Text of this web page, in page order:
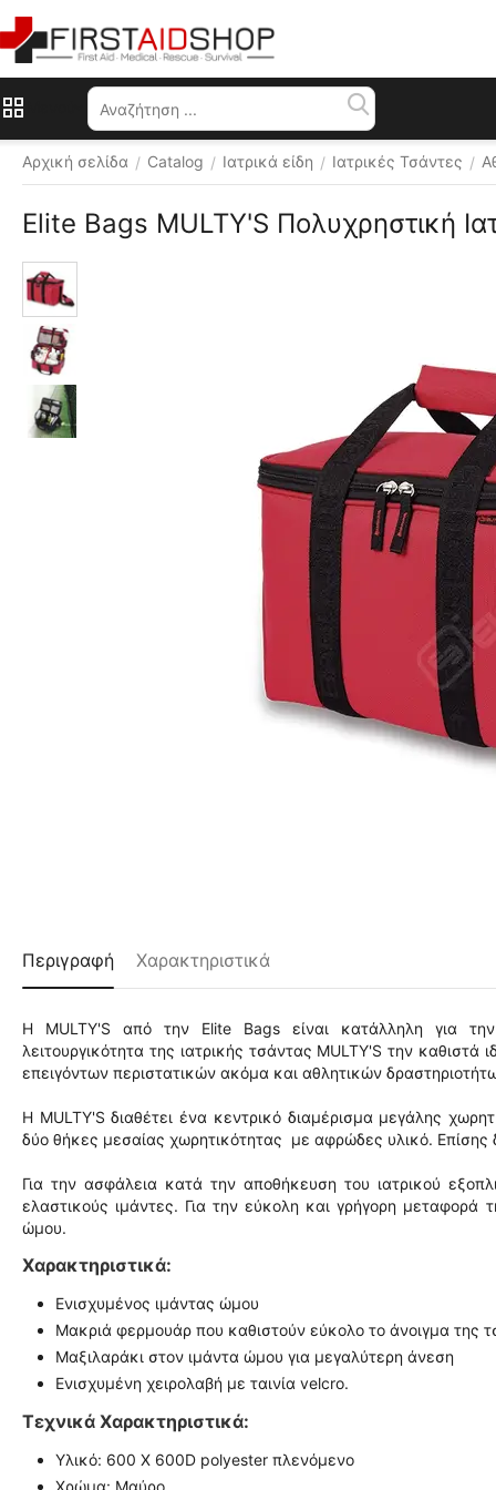
Αρχική σελίδα / Catalog / Ιατρικά είδη / Ιατρικές Τσάντες /
Elite Bags MULTY'S Πολυχρηστική
Διάφορα
χρώματα
Περιγραφή Χαρακτηριστικά
Η MULTY'S από την Elite Bags είναι κατάλληλη για
λειτουργικότητα της ιατρικής τσάντας MULTY'S την
επειγόντων περιστατικών ακόμα και αθλητικών
Η MULTY'S διαθέτει ένα κεντρικό διαμέρισμα μεγάλης
δύο θήκες μεσαίας χωρητικότητας με αφρώδες υλικό. Επίσης
Για την ασφάλεια κατά την αποθήκευση του ιατρικού
ελαστικούς ιμάντες. Για την εύκολη και γρήγορη μεταφορά
ώμου.
Χαρακτηριστικά:
Ενισχυμένος ιμάντας ώμου
Μακριά φερμουάρ που καθιστούν εύκολο το άνοιγμα της
Μαξιλαράκι στον ιμάντα ώμου για μεγαλύτερη άνεση
Ενισχυμένη χειρολαβή με ταινία velcro.
Τεχνικά Χαρακτηριστικά:
Υλικό: 600 X 600D polyester πλενόμενο
Χρώμα: Μαύρο